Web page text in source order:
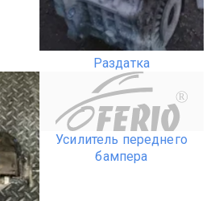
Раздатка
R
Усилитель переднего
бампера